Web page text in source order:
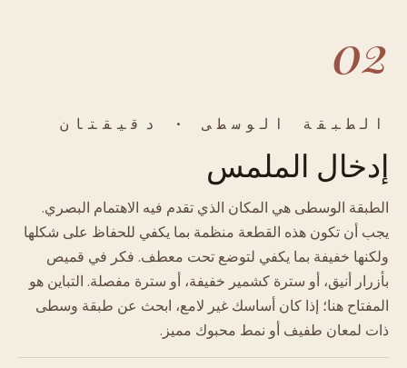
02
الطبقة الوسطى · دقيقتان
إدخال الملمس
الطبقة الوسطى هي المكان الذي تقدم فيه الاهتمام البصري.
يجب أن تكون هذه القطعة منظمة بما يكفي للحفاظ على شكلها
ولكنها خفيفة بما يكفي لتوضع تحت معطف. فكر في قميص
بأزرار أنيق، أو سترة كشمير خفيفة، أو سترة مفصلة. التباين هو
المفتاح هنا؛ إذا كان أساسك غير لامع، ابحث عن طبقة وسطى
ذات لمعان طفيف أو نمط محبوك مميز.